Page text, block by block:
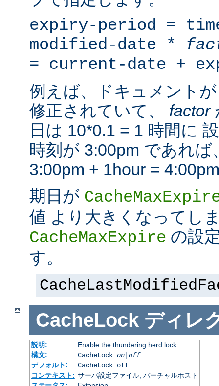
expiry-period =
modified-date *
= current-date +
例えば、ドキュメント
修正されていて、 factor
日は 10*0.1 = 1 時間に
時刻が 3:00pm であれ
3:00pm + 1hour =
期日が
値 より大きくなってし
CacheMaxExpire の設
す。
CacheLock ディレ
説明:
Enable the thundering herd lock.
構文:
CacheLock on|off
デフォルト:
CacheLock off
コンテキスト: サーバ設定ファイル, バーチャルホスト